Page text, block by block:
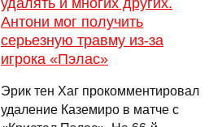
удалять и многих других.
Антони мог получить
серьезную травму из-за
игрока «Пэлас»
Эрик тен Хаг прокомментировал
удаление Каземиро в матче с